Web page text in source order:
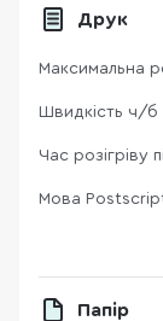
Друк
Максимальна
Швидкість ч/б
Час розігріву
Мова
Папір